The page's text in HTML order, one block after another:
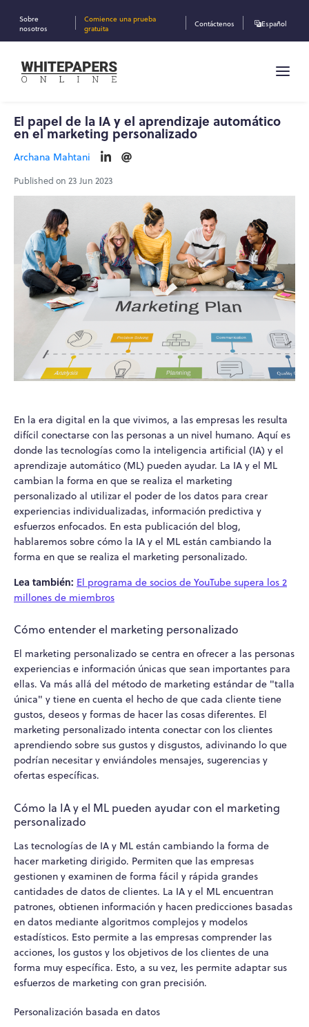
Sobre
nosotros
Comience una prueba
gratuita
Contáctenos Español
El papel de la IA y el aprendizaje automático
en el marketing personalizado
Archana Mahtani
Published on 23 Jun 2023
En la era digital en la que vivimos, a las empresas les resulta
difícil conectarse con las personas a un nivel humano. Aquí es
donde las tecnologías como la inteligencia artificial (IA) y el
aprendizaje automático (ML) pueden ayudar. La IA y el ML
cambian la forma en que se realiza el marketing
personalizado al utilizar el poder de los datos para crear
experiencias individualizadas, información predictiva y
esfuerzos enfocados. En esta publicación del blog,
hablaremos sobre cómo la IA y el ML están cambiando la
forma en que se realiza el marketing personalizado.
Lea también: El programa de socios de YouTube supera los 2
millones de miembros
Cómo entender el marketing personalizado
El marketing personalizado se centra en ofrecer a las personas
experiencias e información únicas que sean importantes para
ellas. Va más allá del método de marketing estándar de "talla
única" y tiene en cuenta el hecho de que cada cliente tiene
gustos, deseos y formas de hacer las cosas diferentes. El
marketing personalizado intenta conectar con los clientes
aprendiendo sobre sus gustos y disgustos, adivinando lo que
podrían necesitar y enviándoles mensajes, sugerencias y
ofertas específicas.
Cómo la IA y el ML pueden ayudar con el marketing
personalizado
Las tecnologías de IA y ML están cambiando la forma de
hacer marketing dirigido. Permiten que las empresas
gestionen y examinen de forma fácil y rápida grandes
cantidades de datos de clientes. La IA y el ML encuentran
patrones, obtienen información y hacen predicciones basadas
en datos mediante algoritmos complejos y modelos
estadísticos. Esto permite a las empresas comprender las
acciones, los gustos y los objetivos de los clientes de una
forma muy específica. Esto, a su vez, les permite adaptar sus
esfuerzos de marketing con gran precisión.
Personalización basada en datos